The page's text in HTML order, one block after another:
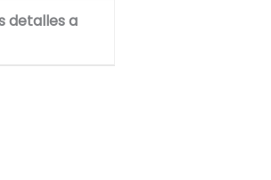
detalles a